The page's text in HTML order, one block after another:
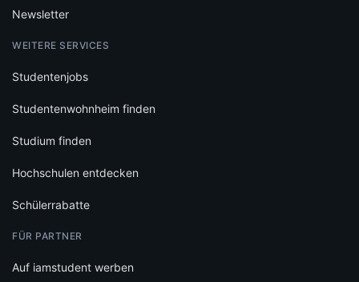
Newsletter
WEITERE SERVICES
Studentenjobs
Studentenwohnheim finden
Studium finden
Hochschulen entdecken
Schülerrabatte
FÜR PARTNER
Auf iamstudent werben